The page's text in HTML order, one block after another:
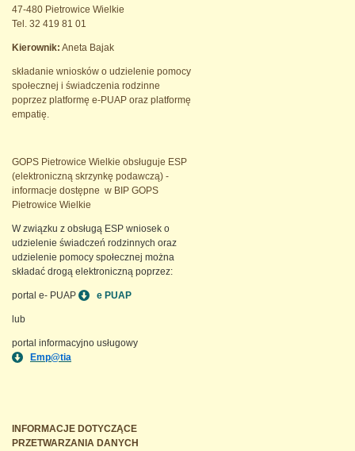
47-480 Pietrowice Wielkie
Tel. 32 419 81 01
Kierownik: Aneta Bajak
składanie wniosków o udzielenie pomocy
społecznej i świadczenia rodzinne
poprzez platformę e-PUAP oraz platformę
empatię.
GOPS Pietrowice Wielkie obsługuje ESP
(elektroniczną skrzynkę podawczą) -
informacje dostępne w BIP GOPS
Pietrowice Wielkie
W związku z obsługą ESP wniosek o
udzielenie świadczeń rodzinnych oraz
udzielenie pomocy społecznej można
składać drogą elektroniczną poprzez:
portal e- PUAP e PUAP
lub
portal informacyjno usługowy
Emp@tia
INFORMACJE DOTYCZĄCE
PRZETWARZANIA DANYCH